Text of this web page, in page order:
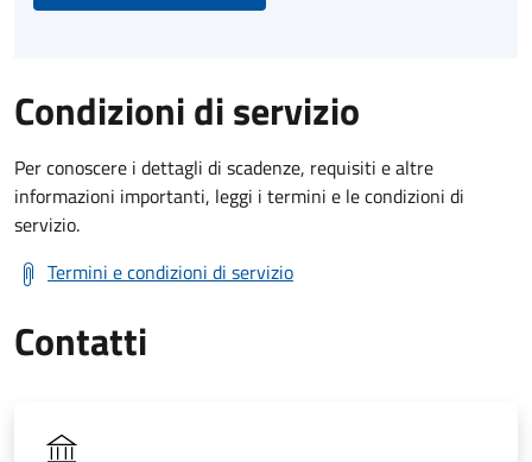
Condizioni di servizio
Per conoscere i dettagli di scadenze, requisiti e altre
informazioni importanti, leggi i termini e le condizioni di
servizio.
Termini e condizioni di servizio
Contatti